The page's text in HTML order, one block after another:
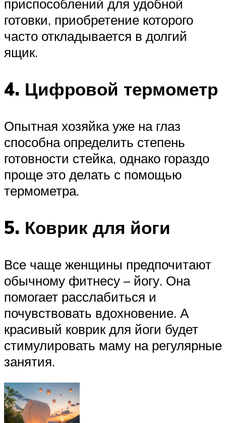
приспособлений для удобной
готовки, приобретение которого
часто откладывается в долгий
ящик.
4. Цифровой термометр
Опытная хозяйка уже на глаз
способна определить степень
готовности стейка, однако гораздо
проще это делать с помощью
термометра.
5. Коврик для йоги
Все чаще женщины предпочитают
обычному фитнесу – йогу. Она
помогает расслабиться и
почувствовать вдохновение. А
красивый коврик для йоги будет
стимулировать маму на регулярные
занятия.